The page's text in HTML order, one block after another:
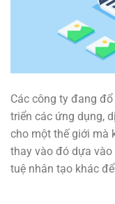
Các công ty đang
triển các ứng dụng,
cho một thế giới mà
thay vào đó dựa vào
tuệ nhân tạo khác